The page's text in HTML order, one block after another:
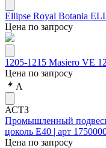
Ellipse Royal Botania
Цена по запросу
1205-1215 Masiero VE
Цена по запросу
А
АСТЗ
Промышленный
цоколь Е40 | арт
Цена по запросу